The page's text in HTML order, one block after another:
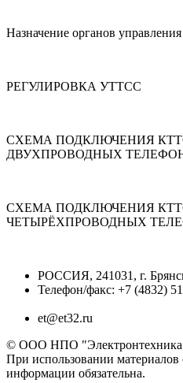
Назначение органов
РЕГУЛИРОВКА УТТСС
СХЕМА ПОДКЛЮЧЕНИЯ
ДВУХПРОВОДНЫХ
CХЕМА ПОДКЛЮЧЕНИЯ
ЧЕТЫРЁХПРОВОДНЫХ
РОССИЯ, 241031, г.
Телефон/факс: +7 (4832)
et@et32.ru
© ООО НПО
При использовании материалов
информации обязательна.